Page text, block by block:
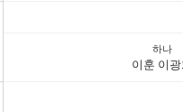
하나
이훈 이광